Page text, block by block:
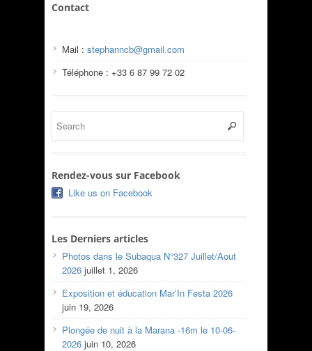
Contact
Mail : stephanncb@gmail.com
Téléphone : +33 6 87 99 72 02
Rendez-vous sur Facebook
Like us on Facebook
Les Derniers articles
Photos dans le Subaqua N°327 Juillet/Aout
2026 juillet 1, 2026
Exposition et éducation Mar’In Festa 2026
juin 19, 2026
Plongée de nuit à la Marana -16m le 10-06-
2026 juin 10, 2026